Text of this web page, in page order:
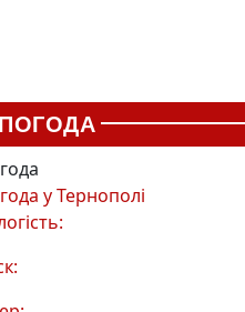
ПОГОДА
уТернополі